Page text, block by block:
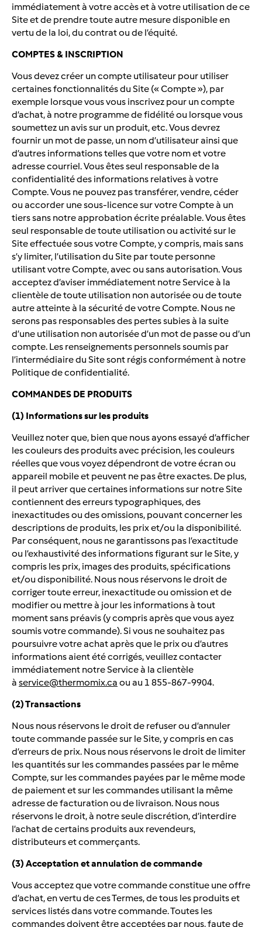
immédiatement à votre accès et à votre utilisation de ce
Site et de prendre toute autre mesure disponible en
vertu de la loi, du contrat ou de l’équité.
COMPTES & INSCRIPTION
Vous devez créer un compte utilisateur pour utiliser
certaines fonctionnalités du Site (« Compte »), par
exemple lorsque vous vous inscrivez pour un compte
d’achat, à notre programme de fidélité ou lorsque vous
soumettez un avis sur un produit, etc. Vous devrez
fournir un mot de passe, un nom d’utilisateur ainsi que
d’autres informations telles que votre nom et votre
adresse courriel. Vous êtes seul responsable de la
confidentialité des informations relatives à votre
Compte. Vous ne pouvez pas transférer, vendre, céder
ou accorder une sous-licence sur votre Compte à un
tiers sans notre approbation écrite préalable. Vous êtes
seul responsable de toute utilisation ou activité sur le
Site effectuée sous votre Compte, y compris, mais sans
s’y limiter, l’utilisation du Site par toute personne
utilisant votre Compte, avec ou sans autorisation. Vous
acceptez d’aviser immédiatement notre Service à la
clientèle de toute utilisation non autorisée ou de toute
autre atteinte à la sécurité de votre Compte. Nous ne
serons pas responsables des pertes subies à la suite
d’une utilisation non autorisée d’un mot de passe ou d’un
compte. Les renseignements personnels soumis par
l’intermédiaire du Site sont régis conformément à notre
Politique de confidentialité.
COMMANDES DE PRODUITS
(1) Informations sur les produits
Veuillez noter que, bien que nous ayons essayé d’afficher
les couleurs des produits avec précision, les couleurs
réelles que vous voyez dépendront de votre écran ou
appareil mobile et peuvent ne pas être exactes. De plus,
il peut arriver que certaines informations sur notre Site
contiennent des erreurs typographiques, des
inexactitudes ou des omissions, pouvant concerner les
descriptions de produits, les prix et/ou la disponibilité.
Par conséquent, nous ne garantissons pas l’exactitude
ou l’exhaustivité des informations figurant sur le Site, y
compris les prix, images des produits, spécifications
et/ou disponibilité. Nous nous réservons le droit de
corriger toute erreur, inexactitude ou omission et de
modifier ou mettre à jour les informations à tout
moment sans préavis (y compris après que vous ayez
soumis votre commande). Si vous ne souhaitez pas
poursuivre votre achat après que le prix ou d’autres
informations aient été corrigés, veuillez contacter
immédiatement notre Service à la clientèle
à service@thermomix.ca ou au 1 855-867-9904.
(2) Transactions
Nous nous réservons le droit de refuser ou d’annuler
toute commande passée sur le Site, y compris en cas
d’erreurs de prix. Nous nous réservons le droit de limiter
les quantités sur les commandes passées par le même
Compte, sur les commandes payées par le même mode
de paiement et sur les commandes utilisant la même
adresse de facturation ou de livraison. Nous nous
réservons le droit, à notre seule discrétion, d’interdire
l’achat de certains produits aux revendeurs,
distributeurs et commerçants.
(3) Acceptation et annulation de commande
Vous acceptez que votre commande constitue une offre
d’achat, en vertu de ces Termes, de tous les produits et
services listés dans votre commande. Toutes les
commandes doivent être acceptées par nous, faute de